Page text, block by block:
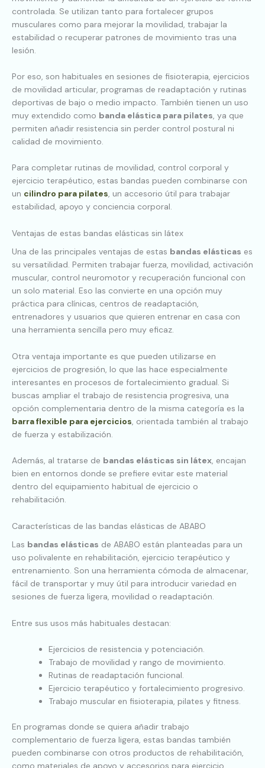
controlada. Se utilizan tanto para fortalecer grupos
musculares como para mejorar la movilidad, trabajar la
estabilidad o recuperar patrones de movimiento tras una
lesión.
Por eso, son habituales en sesiones de fisioterapia, ejercicios
de movilidad articular, programas de readaptación y rutinas
deportivas de bajo o medio impacto. También tienen un uso
muy extendido como banda elástica para pilates, ya que
permiten añadir resistencia sin perder control postural ni
calidad de movimiento.
Para completar rutinas de movilidad, control corporal y
ejercicio terapéutico, estas bandas pueden combinarse con
un cilindro para pilates, un accesorio útil para trabajar
estabilidad, apoyo y conciencia corporal.
Ventajas de estas bandas elásticas sin látex
Una de las principales ventajas de estas bandas elásticas es
su versatilidad. Permiten trabajar fuerza, movilidad, activación
muscular, control neuromotor y recuperación funcional con
un solo material. Eso las convierte en una opción muy
práctica para clínicas, centros de readaptación,
entrenadores y usuarios que quieren entrenar en casa con
una herramienta sencilla pero muy eficaz.
Otra ventaja importante es que pueden utilizarse en
ejercicios de progresión, lo que las hace especialmente
interesantes en procesos de fortalecimiento gradual. Si
buscas ampliar el trabajo de resistencia progresiva, una
opción complementaria dentro de la misma categoría es la
barra flexible para ejercicios, orientada también al trabajo
de fuerza y estabilización.
Además, al tratarse de bandas elásticas sin látex, encajan
bien en entornos donde se prefiere evitar este material
dentro del equipamiento habitual de ejercicio o
rehabilitación.
Características de las bandas elásticas de ABABO
Las bandas elásticas de ABABO están planteadas para un
uso polivalente en rehabilitación, ejercicio terapéutico y
entrenamiento. Son una herramienta cómoda de almacenar,
fácil de transportar y muy útil para introducir variedad en
sesiones de fuerza ligera, movilidad o readaptación.
Entre sus usos más habituales destacan:
Ejercicios de resistencia y potenciación.
Trabajo de movilidad y rango de movimiento.
Rutinas de readaptación funcional.
Ejercicio terapéutico y fortalecimiento progresivo.
Trabajo muscular en fisioterapia, pilates y fitness.
En programas donde se quiera añadir trabajo
complementario de fuerza ligera, estas bandas también
pueden combinarse con otros productos de rehabilitación,
como materiales de apoyo y accesorios para ejercicio